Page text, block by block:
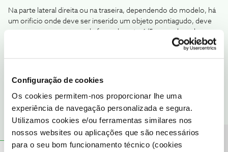
Configuração de cookies
Os cookies permitem-nos proporcionar lhe uma
experiência de navegação personalizada e segura.
Utilizamos cookies e/ou ferramentas similares nos
nossos websites ou aplicações que são necessários
para o seu bom funcionamento técnico (cookies
Na parte lateral direita ou na traseira, dependendo do modelo, há
um orificio onde deve ser inserido um objeto pontiagudo, deve
carregar com um pouco de força durante 4/5 segundos e largue,
(as luzes deverão começar a piscar), aguarde que o sistema
1 pessoa gostou